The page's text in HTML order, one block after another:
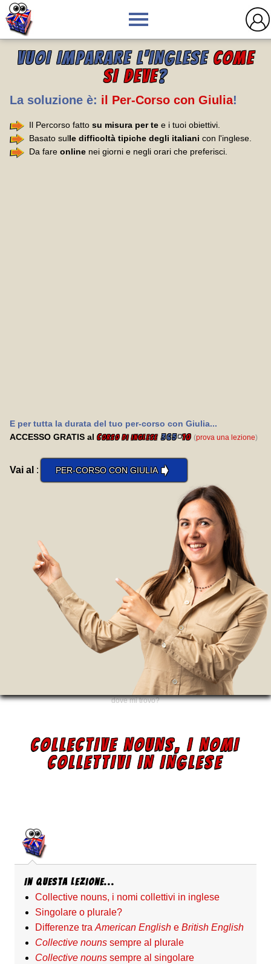
VUOI IMPARARE L'INGLESE COME
SI DEVE?
La soluzione è: il Per-Corso con Giulia!
Il Percorso fatto su misura per te e i tuoi obiettivi.
Basato sulle difficoltà tipiche degli italiani con l'inglese.
Da fare online nei giorni e negli orari che preferisci.
E per tutta la durata del tuo per-corso con Giulia...
ACCESSO GRATIS al Corso di inglese 365*10 (prova una lezione)
Vai al : PER-CORSO CON GIULIA➧
dove mi trovo?
COLLECTIVE NOUNS, I NOMI
COLLETTIVI IN INGLESE
In questa Lezione...
Collective nouns, i nomi collettivi in inglese
Singolare o plurale?
Differenze tra American English e British English
Collective nouns sempre al plurale
Collective nouns sempre al singolare